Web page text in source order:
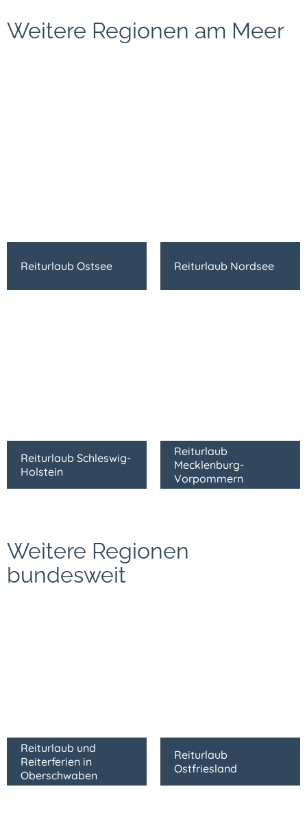
Weitere Regionen am Meer
Reiturlaub Ostsee Reiturlaub Nordsee
Reiturlaub Schleswig-
Holstein
Reiturlaub
Mecklenburg-
Vorpommern
Weitere Regionen
bundesweit
Reiturlaub und
Reiterferien in
Oberschwaben
Reiturlaub
Ostfriesland